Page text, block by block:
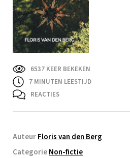
6537 KEER BEKEKEN
7 MINUTEN LEESTIJD
REACTIES
AuteurFloris van den Berg
CategorieNon-fictie